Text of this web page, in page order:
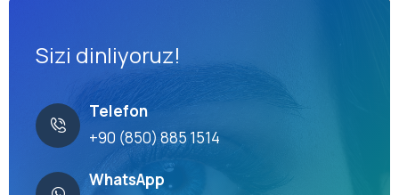
Sizi dinliyoruz!
Telefon
+90 (850) 885 1514
WhatsApp